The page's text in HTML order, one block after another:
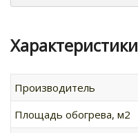
Характеристики
Производитель
Площадь обогрева, м2